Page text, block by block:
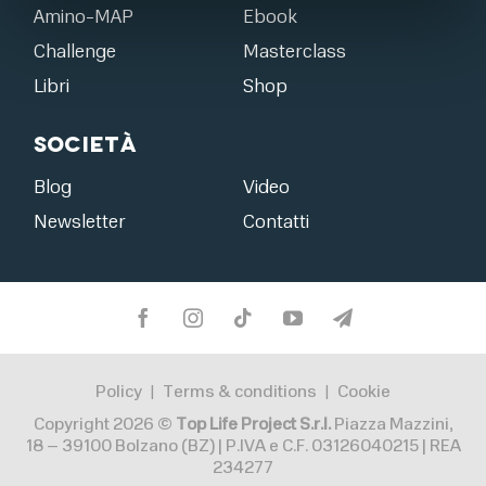
Amino-MAP
Ebook
Challenge
Masterclass
Libri
Shop
Società
Blog
Video
Newsletter
Contatti
Policy | Terms & conditions | Cookie
Copyright 2026 © Top Life Project S.r.l.Piazza Mazzini,
18 – 39100 Bolzano (BZ) | P.IVA e C.F. 03126040215 | REA
234277